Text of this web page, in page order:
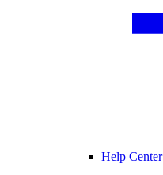
Help Center